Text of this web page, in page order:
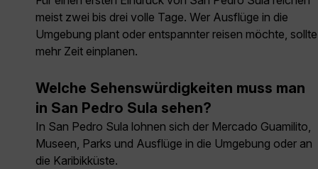
meist zwei bis drei volle Tage. Wer Ausflüge in die
Umgebung plant oder entspannter reisen möchte, sollte
mehr Zeit einplanen.
Welche Sehenswürdigkeiten muss man
in San Pedro Sula sehen?
In San Pedro Sula lohnen sich der Mercado Guamilito,
Museen, Parks und Ausflüge in die Umgebung oder an
die Karibikküste.